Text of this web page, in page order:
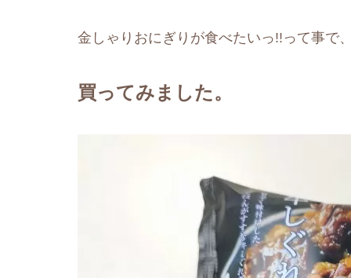
金しゃりおにぎりが食べたいっ!!って事で
買ってみました。